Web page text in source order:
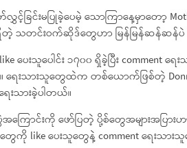
ပြုခဲ့ပေမဲ့ သောကြာနေ့မှာတော့
သတင်းဝက်ဆိုဒ်တွေဟာ မြန်မြန်ဆန်ဆန်ပဲ
ပေးသူပေါင်း ၁၇၀၀ ရှိခဲ့ပြီး comment ရ
ေးသားသူတွေထဲက တစ်ယောက်ဖြစ်တဲ့
းသားခဲ့ပါတယ်။
ြောင်းကို ဖော်ပြတဲ့ ပို့စ်တွေအများအပြာ
like ပေးသူတွေနဲ့ comment ရေးသားသူပ